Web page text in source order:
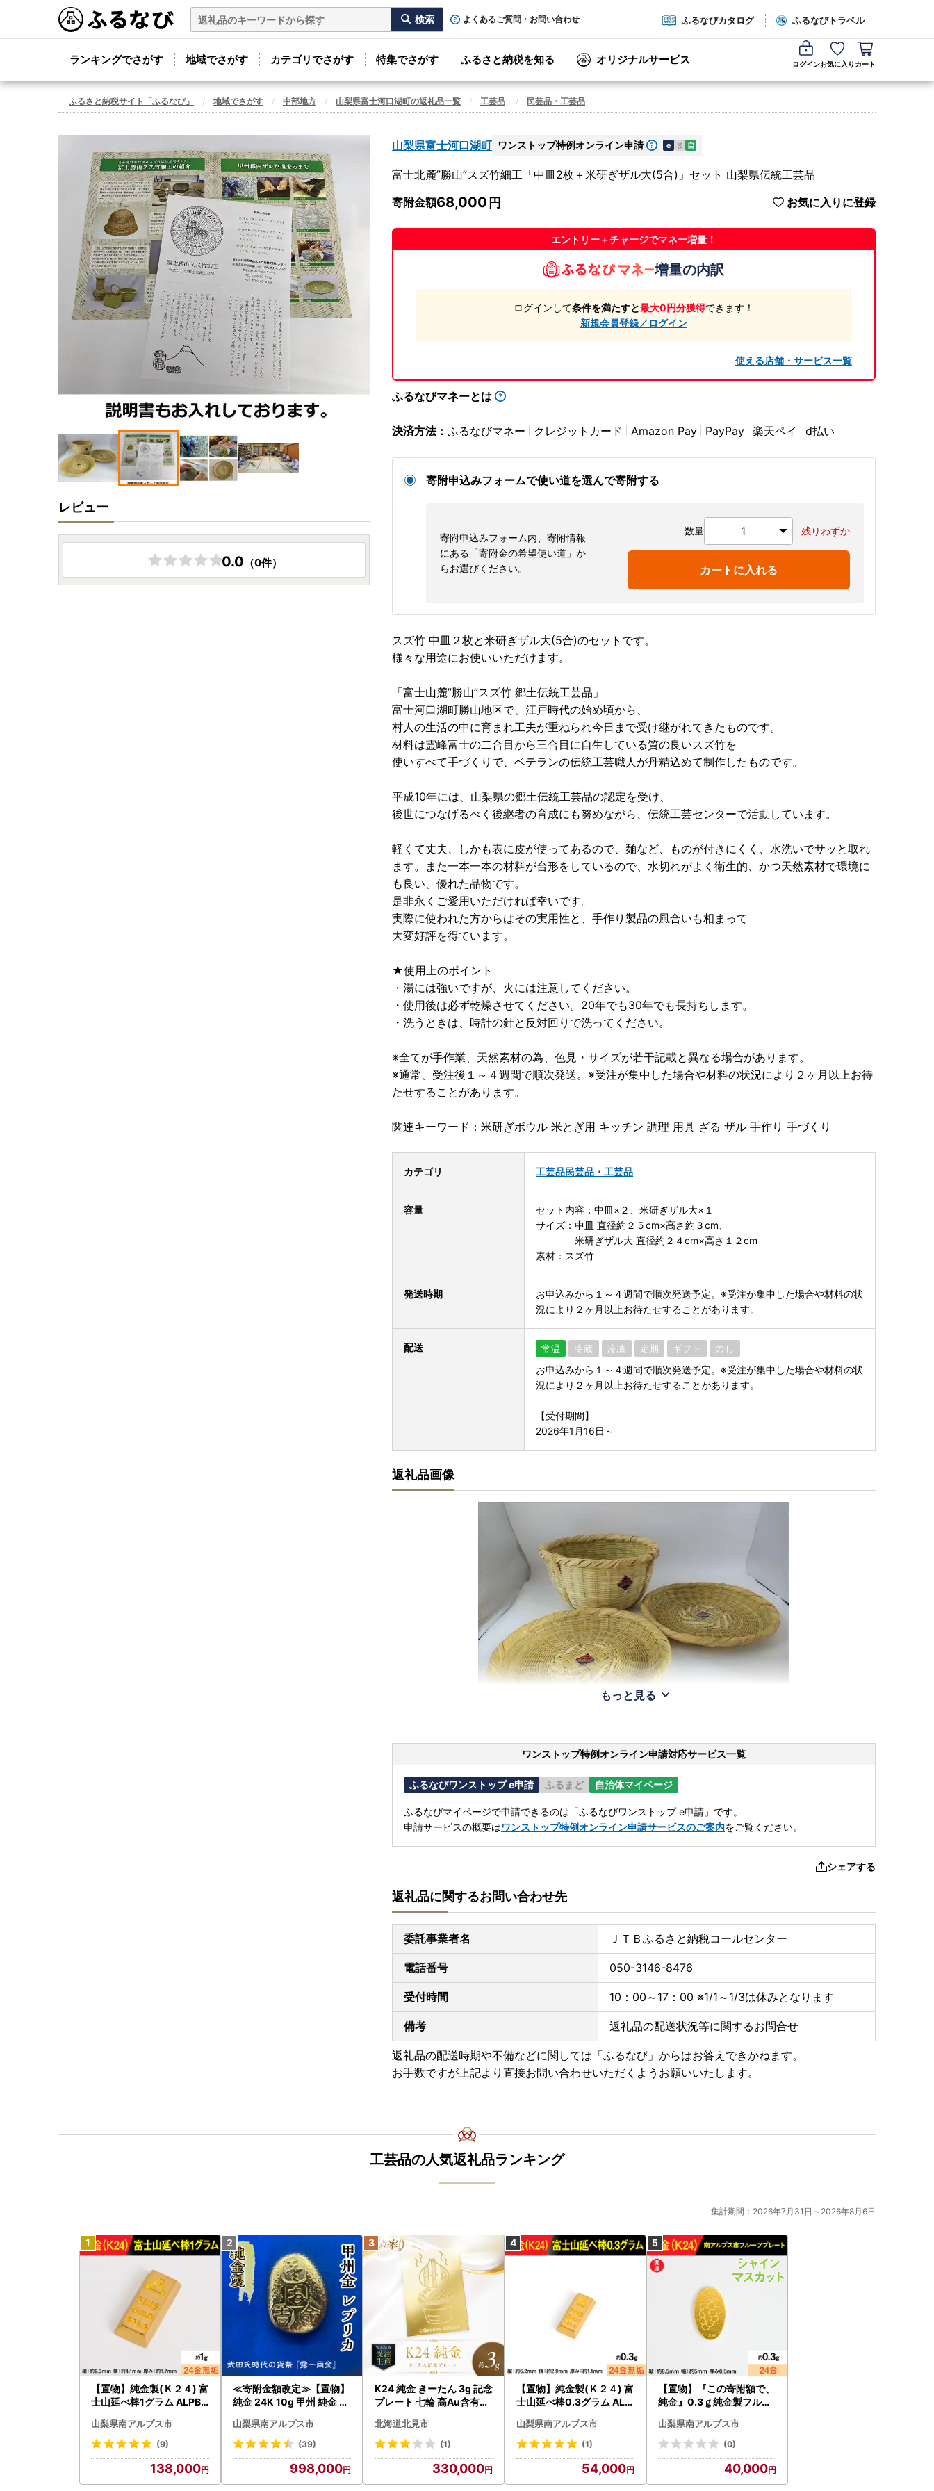
よくあるご質問・お問い合わせ ふるなびカタログ ふるなびトラベル
ランキングでさがす 地域でさがす カテゴリでさがす 特集でさがす ふるさと納税を知る オリジナルサービス ログインお気に入り カート
ふるさと納税サイト「ふるなび」 地域でさがす 中部地方 山梨県富士河口湖町の返礼品一覧 工芸品 民芸品・工芸品
山梨県富士河口湖町 ワンストップ特例オンライン申請 e ま 自
富士北麓”勝山”スズ竹細工「中皿2枚＋米研ぎザル大(5合)」セット 山梨県伝統工芸品
寄附金額68,000 お気に入りに登録
エントリー＋チャージでマネー増量！
増量の内訳
ログインして条件を満たすと最大0円分獲得できます！
新規会員登録／ログイン
使える店舗・サービス一覧
ふるなびマネーとは
決済方法： ふるなびマネー クレジットカード Amazon Pay PayPay 楽天ペイ d払い
寄附申込みフォームで使い道を選んで寄附する
寄附申込みフォーム内、寄附情報
にある「寄附金の希望使い道」か
らお選びください。
数量 残りわずか
カートに入れる
スズ竹 中皿２枚と米研ぎザル大(5合)のセットです。
様々な用途にお使いいただけます。
「富士山麓”勝山”スズ竹 郷土伝統工芸品」
富士河口湖町勝山地区で、江戸時代の始め頃から、
村人の生活の中に育まれ工夫が重ねられ今日まで受け継がれてきたものです。
材料は霊峰富士の二合目から三合目に自生している質の良いスズ竹を
使いすべて手づくりで、ベテランの伝統工芸職人が丹精込めて制作したものです。
平成10年には、山梨県の郷土伝統工芸品の認定を受け、
後世につなげるべく後継者の育成にも努めながら、伝統工芸センターで活動しています。
軽くて丈夫、しかも表に皮が使ってあるので、麺など、ものが付きにくく、水洗いでサッと取れ
ます。また一本一本の材料が台形をしているので、水切れがよく衛生的、かつ天然素材で環境に
も良い、優れた品物です。
是非永くご愛用いただければ幸いです。
実際に使われた方からはその実用性と、手作り製品の風合いも相まって
大変好評を得ています。
★使用上のポイント
・湯には強いですが、火には注意してください。
・使用後は必ず乾燥させてください。20年でも30年でも長持ちします。
・洗うときは、時計の針と反対回りで洗ってください。
※全てが手作業、天然素材の為、色見・サイズが若干記載と異なる場合があります。
※通常、受注後１～４週間で順次発送。※受注が集中した場合や材料の状況により２ヶ月以上お待
たせすることがあります。
関連キーワード：米研ぎボウル 米とぎ用 キッチン 調理 用具 ざる ザル 手作り 手づくり
カテゴリ 工芸品民芸品・工芸品
容量
セット内容：中皿×２、米研ぎザル大×１
サイズ：中皿 直径約２５cm×高さ約３cm、
米研ぎザル大 直径約２４cm×高さ１２cm
素材：スズ竹
発送時期
お申込みから１～４週間で順次発送予定。※受注が集中した場合や材料の状
況により２ヶ月以上お待たせすることがあります。
配送 常温 冷蔵 冷凍 定期 ギフト のし
お申込みから１～４週間で順次発送予定。※受注が集中した場合や材料の状
況により２ヶ月以上お待たせすることがあります。
【受付期間】
2026年1月16日～
返礼品画像
もっと見る
ワンストップ特例オンライン申請対応サービス一覧
ふるなびワンストップ e申請 ふるまど 自治体マイページ
ふるなびマイページで申請できるのは「ふるなびワンストップ e申請」です。
申請サービスの概要はワンストップ特例オンライン申請サービスのご案内をご覧ください。
シェアする
返礼品に関するお問い合わせ先
委託事業者名 ＪＴＢふるさと納税コールセンター
電話番号 050-3146-8476
受付時間 10：00～17：00 ※1/1～1/3は休みとなります
備考 返礼品の配送状況等に関するお問合せ
返礼品の配送時期や不備などに関しては「ふるなび」からはお答えできかねます。
お手数ですが上記より直接お問い合わせいただくようお願いいたします。
レビュー
0.0 （0件）
工芸品の人気返礼品ランキング
集計期間：2026年7月31日～2026年8月6日
【置物】純金製(Ｋ２４) 富
士山延べ棒1グラム ALPBK
山梨県南アルプス市
(9)
138,000
≪寄附金額改定≫【置物】
純金 24K 10g 甲州 純金 レ
ALPBK095
山梨県南アルプス市
(39)
998,000
K24 純金 きーたん 3g 記念
プレート 七輪 高Au含有率
コレクション )【220-023
6】
北海道北見市
(1)
330,000
【置物】純金製(Ｋ２４) 富
士山延べ棒0.3グラム ALP
山梨県南アルプス市
(1)
54,000
【置物】『この寄附額で、
純金』0.3ｇ純金製フルー
スカット】 ALPBK190
山梨県南アルプス市
(0)
40,000